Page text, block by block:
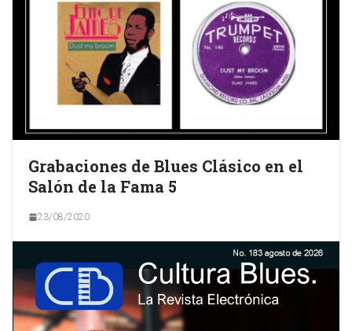
Grabaciones de Blues Clásico en el
Salón de la Fama 5
23/08/2020